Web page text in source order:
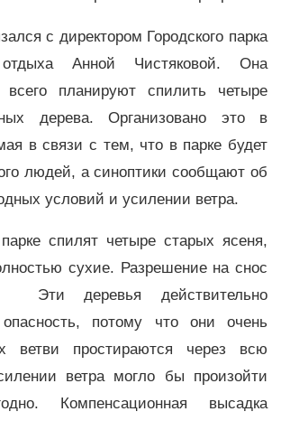
с директором Городского парка
Анной Чистяковой. Она
всего планируют спилить четыре
дерева. Организовано это в
в связи с тем, что в парке будет
людей, а синоптики сообщают об
условий и усилении ветра.
спилят четыре старых ясеня,
сухие. Разрешение на снос
деревья действительно
опасность, потому что они очень
ветви простираются через всю
ветра могло бы произойти
Компенсационная высадка